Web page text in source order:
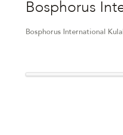
Bosphorus
Bosphorus International